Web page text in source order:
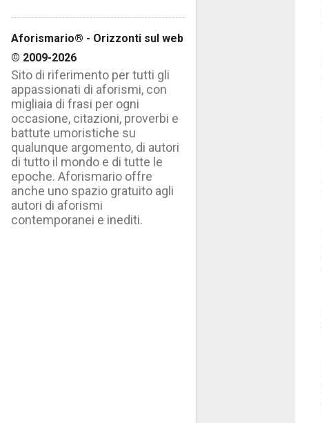
Aforismario® - Orizzonti sul web
© 2009-2026
Sito di riferimento per tutti gli
appassionati di aforismi, con
migliaia di frasi per ogni
occasione, citazioni, proverbi e
battute umoristiche su
qualunque argomento, di autori
di tutto il mondo e di tutte le
epoche. Aforismario offre
anche uno spazio gratuito agli
autori di aforismi
contemporanei e inediti.